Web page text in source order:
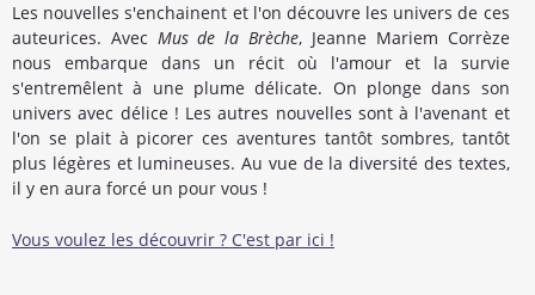
Les nouvelles s'enchainent et l'on découvre les univers de ces
auteurices. Avec Mus de la Brèche, Jeanne Mariem Corrèze
nous embarque dans un récit où l'amour et la survie
s'entremêlent à une plume délicate. On plonge dans son
univers avec délice ! Les autres nouvelles sont à l'avenant et
l'on se plait à picorer ces aventures tantôt sombres, tantôt
plus légères et lumineuses. Au vue de la diversité des textes,
il y en aura forcé un pour vous !
Vous voulez les découvrir ? C'est par ici !